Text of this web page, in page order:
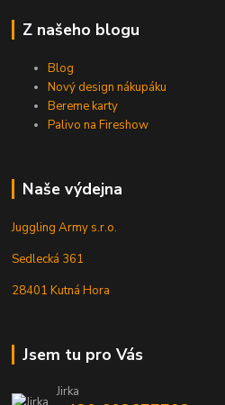
Z našeho blogu
Blog
Nový design nákupáku
Bereme karty
Palivo na Fireshow
Naše výdejna
Juggling Army s.r.o.
Sedlecká 361
28401 Kutná Hora
Jsem tu pro Vás
Jirka